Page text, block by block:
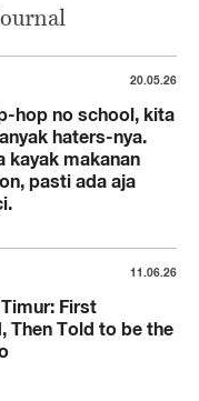
20.05.26
hop no school, kita
haters-nya.
kayak makanan
pasti ada aja
11.06.26
First
Then Told to be the